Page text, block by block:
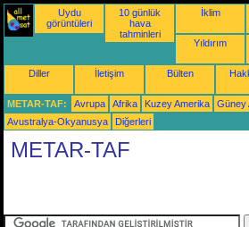
Uydu
görüntüleri
10 günlük
hava
tahminleri
İklim
Yıldırım
Diller İletişim Bülten
METAR-TAF: Avrupa Afrika Kuzey Amerika Güney
Avustralya-Okyanusya
Diğerleri
METAR-TAF